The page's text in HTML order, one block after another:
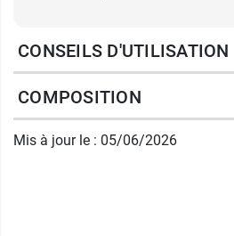
contrôler le poids.
Aragan propose aussi le
Akkermansia Pro.
CONSEILS D'UTILISATION
COMPOSITION
Mis à jour le : 05/06/2026